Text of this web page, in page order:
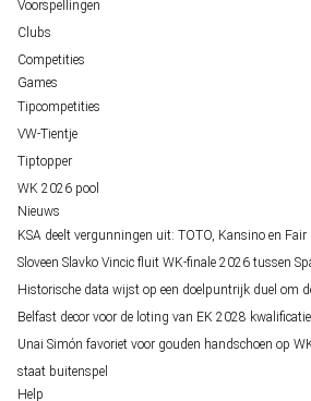
Voorspellingen
Clubs
Competities
Games
Tipcompetities
VW-Tientje
Tiptopper
WK 2026 pool
Nieuws
KSA deelt vergunningen uit: TOTO, Kansino en
Sloveen Slavko Vincic fluit WK-finale 2026 tussen
Historische data wijst op een doelpuntrijk duel om
Belfast decor voor de loting van EK 2028 kwalificatie
Unai Simón favoriet voor gouden handschoen op
staat buitenspel
Help